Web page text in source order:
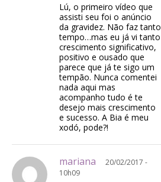
Lú, o primeiro vídeo que
assisti seu foi o anúncio
da gravidez. Não faz tanto
tempo…mas eu já vi tanto
crescimento significativo,
positivo e ousado que
parece que já te sigo um
tempão. Nunca comentei
nada aqui mas
acompanho tudo é te
desejo mais crescimento
e sucesso. A Bia é meu
xodó, pode?!
mariana
20/02/2017 -
10h09